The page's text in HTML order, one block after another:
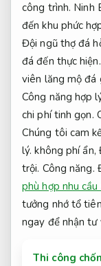
công trình. Ninh
đến khu phức
Đội ngũ thợ đá
đá đến thực hiện.
viên lăng mộ đá
Công năng hợp
chi phí tinh gọn.
Chúng tôi cam
lý. không phí ẩn,
trội. Công năng.
phù hợp nhu cầu
tưởng nhớ tổ
ngay để nhận tư
Thi công